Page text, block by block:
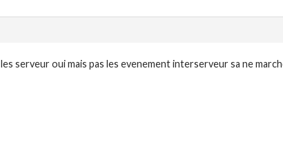
les serveur oui mais pas les evenement interserveur sa ne